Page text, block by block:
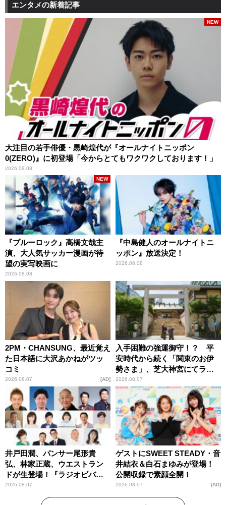
エンタメの新着記事
大注目の若手俳優・黒崎煌代が『オールナイトニッポン
0(ZERO)』に初登場「今からとてもワクワクしております！」
2026.08.08
NEW
『ブルーロック』高橋文哉主
演、大人気サッカー漫画が待
望の実写映画に
2026.08.08
NEW
『中島健人のオールナイトニ
ッポン』放送決定！
2026.08.08
2PM・CHANSUNG、最近覚え
た日本語に大沢あかねがツッ
コミ
2026.08.07 AD
入手困難の強運御守！？ 平
安時代から続く「関東のお伊
勢さま」、芝大神宮にてラン
パンプスが合格祈願！
2026.08.07
井戸田潤、パンサー尾形貴
弘、林家正蔵、ウエストラン
ドが生登場！『ラジオビバリ
ー昼ズ』
2026.08.07
ゲストにSWEET STEADY・音
井結衣＆白石まゆみが登場！
公開収録で素顔全開！
2026.08.07 AD